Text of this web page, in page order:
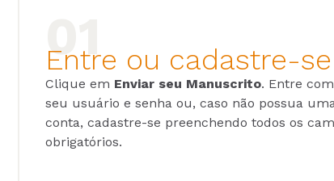
Entre ou cadastre-se
Clique em Enviar seu Manuscrito. Entre com
seu usuário e senha ou, caso não possua
conta, cadastre-se preenchendo todos os
obrigatórios.